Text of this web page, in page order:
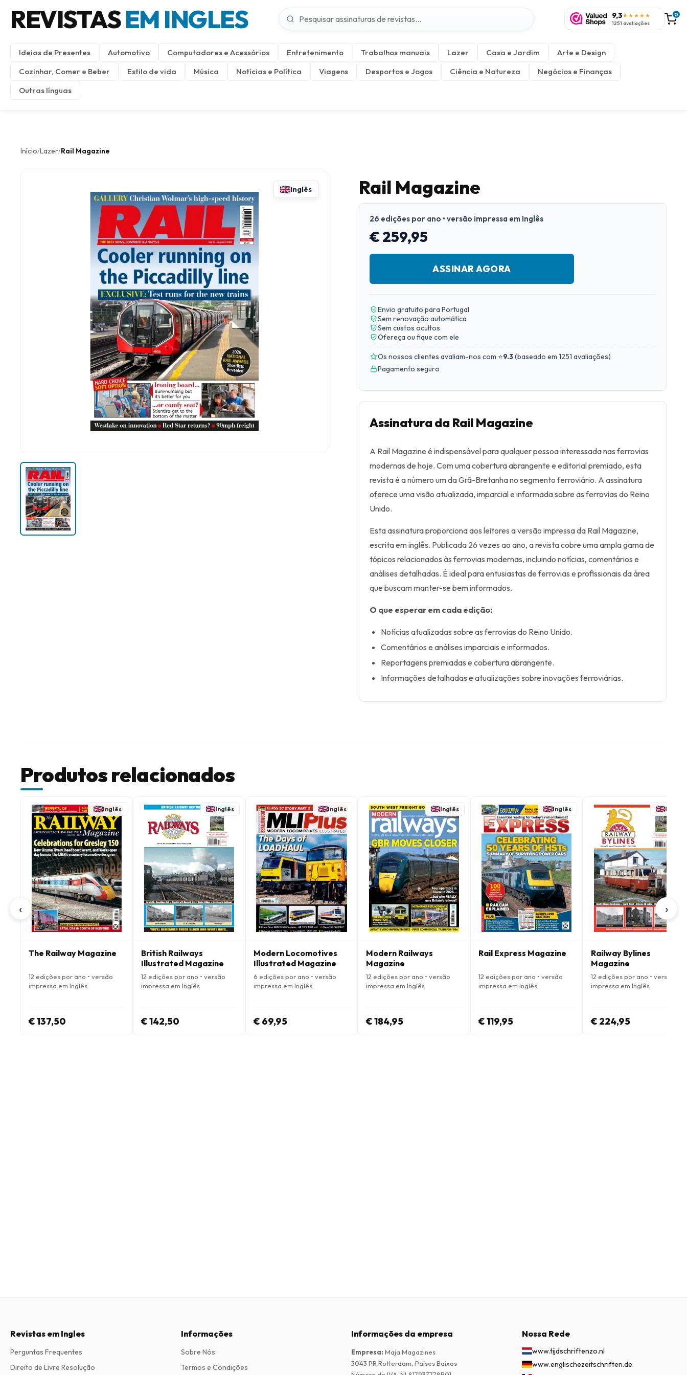
REVISTASEM INGLES 9,3★★★★★
1251 avaliações
0
Ideias de Presentes Automotivo Computadores e Acessórios Entretenimento Trabalhos manuais Lazer Casa e Jardim
Arte e Design
Cozinhar, Comer e Beber
Estilo de vida Música Notícias e Política Viagens Desportos e Jogos Ciência e Natureza
Negócios e Finanças
Outras línguas
Início/Lazer/Rail Magazine
Inglês Rail Magazine
26 edições por ano • versão impressa em Inglês
€ 259,95
ASSINAR AGORA
Envio gratuito para Portugal
Sem renovação automática
Sem custos ocultos
Ofereça ou fique com ele
Os nossos clientes avaliam-nos com ⭐9.3(baseado em 1251 avaliações)
Pagamento seguro
Assinatura da Rail Magazine
A Rail Magazine é indispensável para qualquer pessoa interessada nas ferrovias
modernas de hoje. Com uma cobertura abrangente e editorial premiado, esta
revista é a número um da Grã-Bretanha no segmento ferroviário. A assinatura
oferece uma visão atualizada, imparcial e informada sobre as ferrovias do Reino
Unido.
Esta assinatura proporciona aos leitores a versão impressa da Rail Magazine,
escrita em inglês. Publicada 26 vezes ao ano, a revista cobre uma ampla gama de
tópicos relacionados às ferrovias modernas, incluindo notícias, comentários e
análises detalhadas. É ideal para entusiastas de ferrovias e profissionais da área
que buscam manter-se bem informados.
O que esperar em cada edição:
Notícias atualizadas sobre as ferrovias do Reino Unido.
Comentários e análises imparciais e informados.
Reportagens premiadas e cobertura abrangente.
Informações detalhadas e atualizações sobre inovações ferroviárias.
Produtos relacionados
‹
Inglês
The Railway Magazine
12 edições por ano • versão
impressa em Inglês
€ 137,50
Inglês
British Railways
Illustrated Magazine
12 edições por ano • versão
impressa em Inglês
€ 142,50
Inglês
Modern Locomotives
Illustrated Magazine
6 edições por ano • versão
impressa em Inglês
€ 69,95
Inglês
Modern Railways
Magazine
12 edições por ano • versão
impressa em Inglês
€ 184,95
Inglês
Rail Express Magazine
12 edições por ano • versão
impressa em Inglês
€ 119,95
Inglês
Railway Bylines
Magazine
12 edições por ano • versão
impressa em Inglês
€ 224,95
›
Revistas em Ingles
Perguntas Frequentes
Direito de Livre Resolução
Informações
Sobre Nós
Termos e Condições
Informações da empresa
Empresa: Maja Magazines
3043 PR Rotterdam, Países Baixos
Nossa Rede
www.tijdschriftenzo.nl
www.englischezeitschriften.de